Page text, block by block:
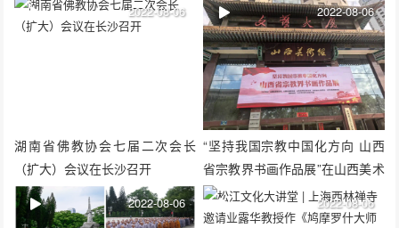
湖南省佛教协会七届二次会长
（扩大）会议在长沙召开
2022-08-06
“坚持我国宗教中国化方向 山西
省宗教界书画作品展”在山西美术
馆举行
2022-08-06
2022-08-06 2022-08-06